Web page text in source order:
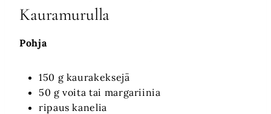
Kauramurulla
Pohja
150 g kaurakeksejä
50 g voita tai margariinia
ripaus kanelia